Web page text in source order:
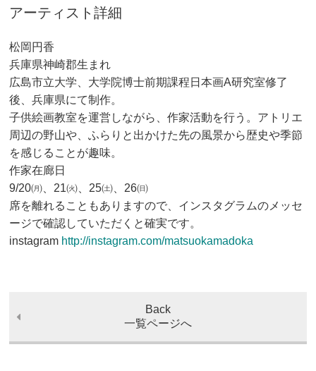
アーティスト詳細
松岡円香
兵庫県神崎郡生まれ
広島市立大学、大学院博士前期課程日本画A研究室修了
後、兵庫県にて制作。
子供絵画教室を運営しながら、作家活動を行う。アトリエ
周辺の野山や、ふらりと出かけた先の風景から歴史や季節
を感じることが趣味。
作家在廊日
9/20㈪、21㈫、25㈯、26㈰
席を離れることもありますので、インスタグラムのメッセ
ージで確認していただくと確実です。
instagram http://instagram.com/matsuokamadoka
Back
一覧ページへ